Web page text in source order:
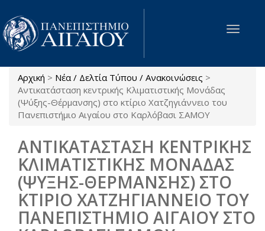
Παράκαμψη προς το κυρίως περιεχόμενο
Toggle
Είστε εδώ
Αρχική > Νέα / Δελτία Τύπου / Ανακοινώσεις >
Αντικατάσταση κεντρικής Κλιματιστικής Μονάδας
(Ψύξης-Θέρμανσης) στο κτίριο Χατζηγιάννειο του
Πανεπιστήμιο Αιγαίου στο Καρλόβασι ΣΑΜΟΥ
ΑΝΤΙΚΑΤΑΣΤΑΣΗ ΚΕΝΤΡΙΚΗΣ
ΚΛΙΜΑΤΙΣΤΙΚΗΣ ΜΟΝΑΔΑΣ
(ΨΥΞΗΣ-ΘΕΡΜΑΝΣΗΣ) ΣΤΟ
ΚΤΙΡΙΟ ΧΑΤΖΗΓΙΑΝΝΕΙΟ ΤΟΥ
ΠΑΝΕΠΙΣΤΗΜΙΟ ΑΙΓΑΙΟΥ ΣΤΟ